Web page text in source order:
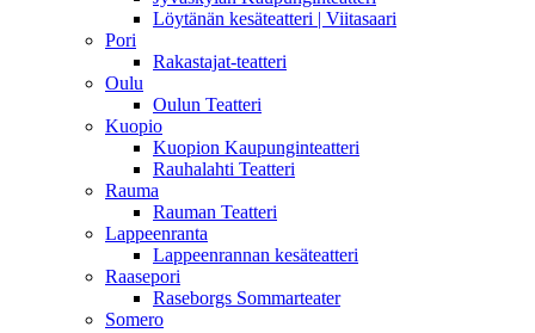
Löytänän kesäteatteri | Viitasaari
Pori
Rakastajat-teatteri
Oulu
Oulun Teatteri
Kuopio
Kuopion Kaupunginteatteri
Rauhalahti Teatteri
Rauma
Rauman Teatteri
Lappeenranta
Lappeenrannan kesäteatteri
Raasepori
Raseborgs Sommarteater
Somero